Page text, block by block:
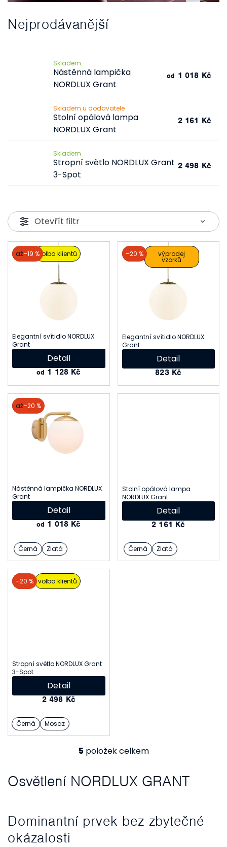
Nejprodávanější
Nástěnná lampička
NORDLUX Grant
Skladem
od 1 018 Kč
Stolní opálová lampa
NORDLUX Grant
Skladem u dodavatele
2 161 Kč
Stropní světlo NORDLUX Grant
3-Spot
Skladem
2 498 Kč
Otevřít filtr
V
p
o
d
u
k
akce volba klientů
až–19 %
Elegantní svítidlo NORDLUX
Grant
od 1 128 Kč
Detail
akce výprodej
vzorků
–20 %
Elegantní svítidlo NORDLUX
Grant
823 Kč
Detail
akce
až–20 %
Nástěnná lampička NORDLUX
Grant
od 1 018 Kč
Detail
Černá Zlatá
Stolní opálová lampa
NORDLUX Grant
2 161 Kč
Detail
Černá Zlatá
akce volba klientů
–20 %
Stropní světlo NORDLUX Grant
3-Spot
2 498 Kč
Detail
Černá Mosaz
O
v
l
d
5položek celkem
Osvětlení NORDLUX GRANT
Dominantní prvek bez zbytečné
okázalosti